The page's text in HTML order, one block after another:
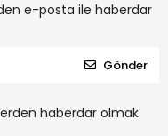
e-posta ile haberdar
Gönder
haberdar olmak